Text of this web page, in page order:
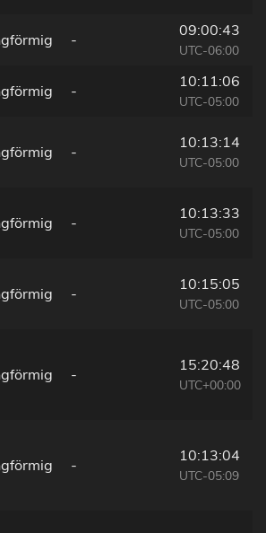
-
09:00:43
UTC-06:00
-
10:11:06
UTC-05:00
-
10:13:14
UTC-05:00
-
10:13:33
UTC-05:00
-
10:15:05
UTC-05:00
-
15:20:48
UTC+00:00
-
10:13:04
UTC-05:09